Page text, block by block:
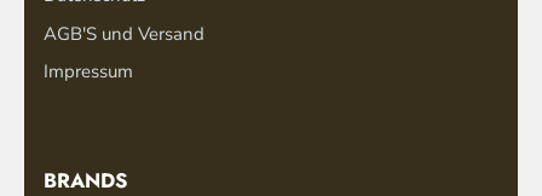
AGB'S und Versand
Impressum
BRANDS